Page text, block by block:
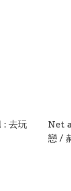
: 去玩
Net
戀